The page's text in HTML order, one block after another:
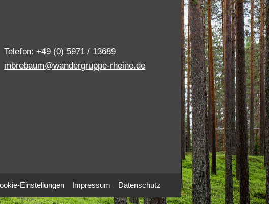
Telefon: +49 (0) 5971 / 13689
mbrebaum@wandergruppe-rheine.de
Einstellungen Impressum Datenschutz